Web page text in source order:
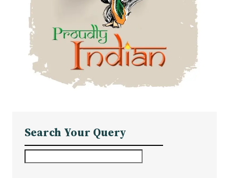
Search Your Query